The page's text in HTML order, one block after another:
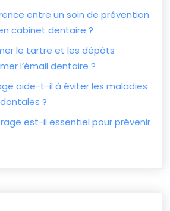
entre un soin de prévention
cabinet dentaire ?
le tartre et les dépôts
l’émail dentaire ?
aide-t-il à éviter les maladies
?
est-il essentiel pour prévenir